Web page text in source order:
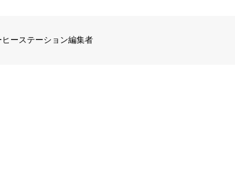
ヒーステーション編集者